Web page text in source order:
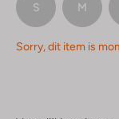
S M
Sorry, dit item is